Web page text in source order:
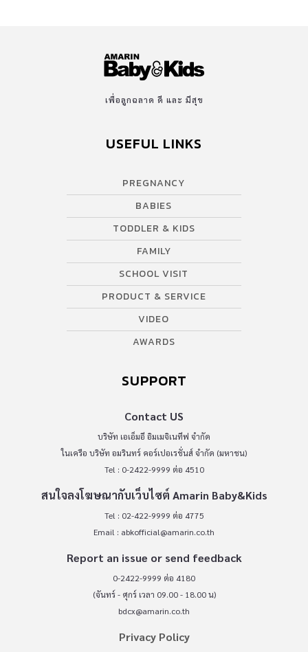
เพื่อลูกฉลาด ดี และ มีสุข
USEFUL LINKS
PREGNANCY
BABIES
TODDLER & KIDS
FAMILY
SCHOOL VISIT
PRODUCT & SERVICE
VIDEO
AWARDS
SUPPORT
Contact US
บริษัท เอเอ็มอี อิมเมจิเนทีฟ จำกัด
ในเครือ บริษัท อมรินทร์ คอร์เปอเรชั่นส์ จำกัด (มหาชน)
Tel : 0-2422-9999 ต่อ 4510
สนใจลงโฆษณากับเว็บไซต์ Amarin Baby&Kids
Tel : 02-422-9999 ต่อ 4775
Email : abkofficial@amarin.co.th
Report an issue or send feedback
0-2422-9999 ต่อ 4180
(จันทร์ - ศุกร์ เวลา 09.00 - 18.00 น)
bdcx@amarin.co.th
Privacy Policy